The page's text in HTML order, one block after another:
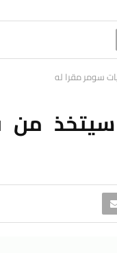
سومر مقرا له
من